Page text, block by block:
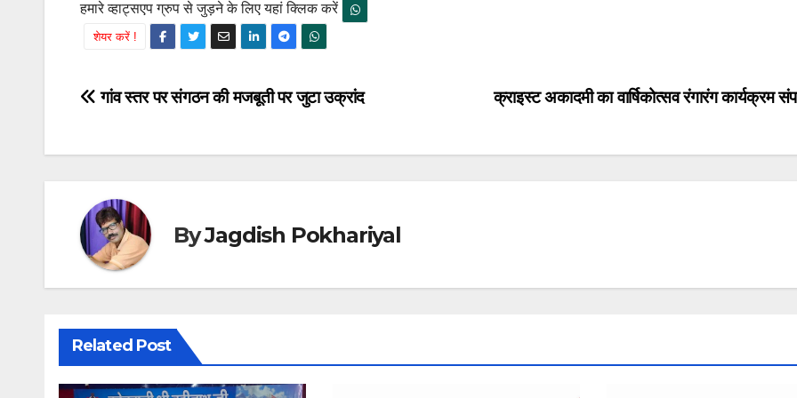
हमारे व्हाट्सएप ग्रुप से जुड़ने के लिए यहां क्लिक करें
शेयर करें !
Post
क्राइस्ट अकादमी का वार्षिकोत्सव रंगारंग कार्यक्रम
गांव स्तर पर संगठन की मजबूती पर जुटा उक्रांद
ByJagdish Pokhariyal
Related Post